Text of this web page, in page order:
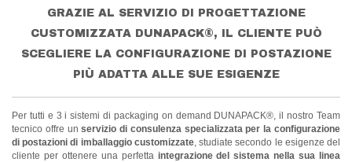
GRAZIE AL SERVIZIO DI PROGETTAZIONE
CUSTOMIZZATA DUNAPACK®, IL CLIENTE PUÒ
SCEGLIERE LA CONFIGURAZIONE DI POSTAZIONE
PIÙ ADATTA ALLE SUE ESIGENZE
Per tutti e 3 i sistemi di packaging on demand DUNAPACK®, il nostro Team
tecnico offre unservizio di consulenza specializzata per la configurazione
di postazioni di imballaggio customizzate, studiate secondo le esigenze del
cliente per ottenere una perfetta integrazione del sistema nella sua linea